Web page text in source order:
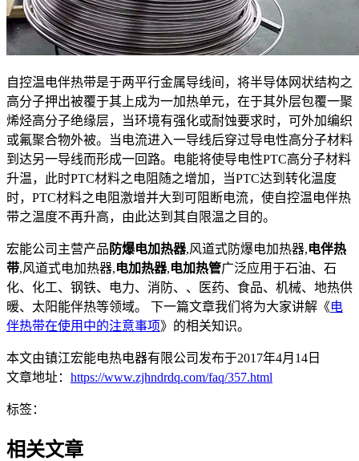
自控温电伴热带是于两平行金属导线间，将半导体网状结构之
高分子押出被覆于其上成为一加热单元，在于其外层包覆一聚
烯烃高分子绝缘层，当环境有强化或耐蚀要求时，可外加编织
或氟聚合物外被。当电流进入一导线后穿过导电性高分子材料
到达另一导线而形成一回路。电能将使导电性PTC高分子材料
升温，此时PTC材料之电阻随之增加，当PTC达到转化温度
时，PTC材料之电阻激增并大到可阻断电流，使自控温电伴热
带之温度不再升高，由此达到其自限温之目的。
宏能公司主营产品 防爆电加热器,风道式防爆电加热器,电伴热
带,风道式电加热器,电加热器,电加热管广泛应用于石油、石
化、化工、钢铁、电力、消防、、医药、食品、机械、地热供
暖、太阳能伴热等领域。 下一篇文章我们将为大家讲解《电
伴热带在使用中的注意事项》的相关知识。
本文由镇江宏能电热电器有限公司发布于2017年4月14日
文章地址： https://www.zjhndrdq.com/faq/357.html
标签：
相关文章